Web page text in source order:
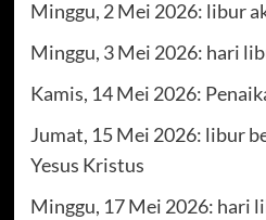
Minggu, 2 Mei 2026: libur
Minggu, 3 Mei 2026: hari
Kamis, 14 Mei 2026:
Jumat, 15 Mei 2026: libur
Yesus Kristus
Minggu, 17 Mei 2026: hari